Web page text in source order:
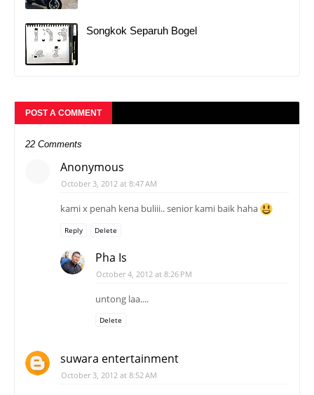
Songkok Separuh Bogel
POST A COMMENT
22 Comments
Anonymous
October 3, 2012 at 8:47 AM
kami x penah kena buliii.. senior kami baik haha
Reply Delete
Pha Is
October 4, 2012 at 8:26 PM
untong laa....
Delete
suwara entertainment
October 3, 2012 at 8:52 AM